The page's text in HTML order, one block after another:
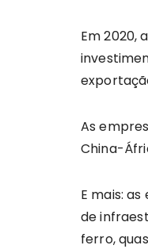
Em 2020,
As
China-
E mais:
de
ferro,